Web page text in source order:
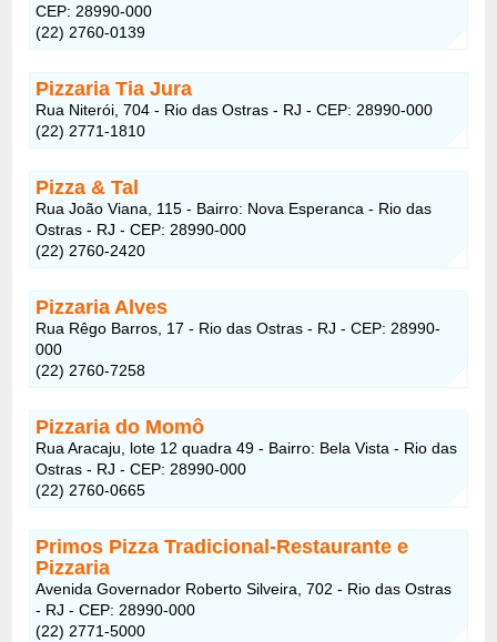
CEP: 28990-000
(22) 2760-0139
Pizzaria Tia Jura
Rua Niterói, 704 - Rio das Ostras - RJ - CEP: 28990-000
(22) 2771-1810
Pizza & Tal
Rua João Viana, 115 - Bairro: Nova Esperanca - Rio das
Ostras - RJ - CEP: 28990-000
(22) 2760-2420
Pizzaria Alves
Rua Rêgo Barros, 17 - Rio das Ostras - RJ - CEP: 28990-
000
(22) 2760-7258
Pizzaria do Momô
Rua Aracaju, lote 12 quadra 49 - Bairro: Bela Vista - Rio das
Ostras - RJ - CEP: 28990-000
(22) 2760-0665
Primos Pizza Tradicional-Restaurante e
Pizzaria
Avenida Governador Roberto Silveira, 702 - Rio das Ostras
- RJ - CEP: 28990-000
(22) 2771-5000